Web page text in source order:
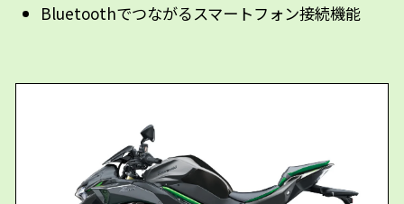
Bluetoothでつながるスマートフォン接続機能